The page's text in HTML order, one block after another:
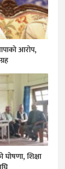
आरोप,
शिक्षा